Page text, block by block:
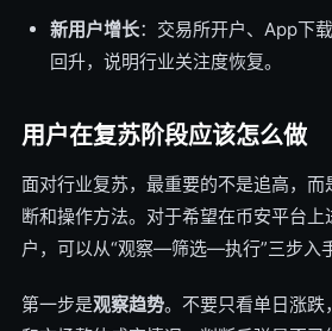
新用户增长：交易所开户、App下
回升，说明行业关注度恢复。
用户在复苏阶段应该怎么做
面对行业复苏，最重要的不是追高，而
断和操作方法。对于希望在币安平台上
户，可以从“观察—筛选—执行”三步入
第一步是观察趋势。不要只看单日涨